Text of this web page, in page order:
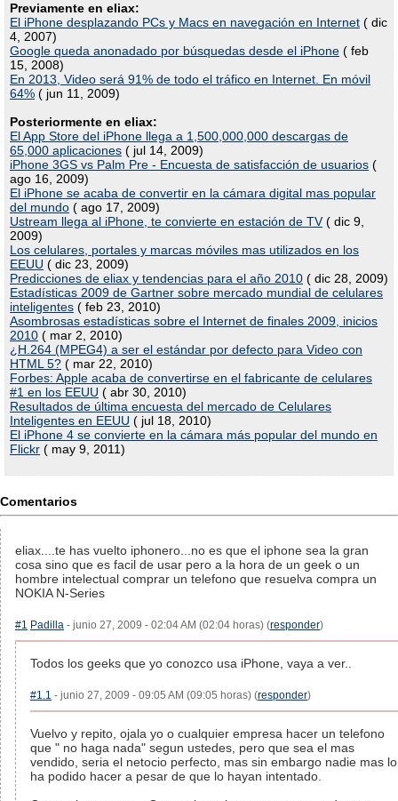
Previamente en eliax:
El iPhone desplazando PCs y Macs en navegación en Internet ( dic
4, 2007)
Google queda anonadado por búsquedas desde el iPhone ( feb
15, 2008)
En 2013, Video será 91% de todo el tráfico en Internet. En móvil
64% ( jun 11, 2009)
Posteriormente en eliax:
El App Store del iPhone llega a 1,500,000,000 descargas de
65,000 aplicaciones ( jul 14, 2009)
iPhone 3GS vs Palm Pre - Encuesta de satisfacción de usuarios (
ago 16, 2009)
El iPhone se acaba de convertir en la cámara digital mas popular
del mundo ( ago 17, 2009)
Ustream llega al iPhone, te convierte en estación de TV( dic 9,
2009)
Los celulares, portales y marcas móviles mas utilizados en los
EEUU ( dic 23, 2009)
Predicciones de eliax y tendencias para el año 2010 ( dic 28, 2009)
Estadísticas 2009 de Gartner sobre mercado mundial de celulares
inteligentes ( feb 23, 2010)
Asombrosas estadísticas sobre el Internet de finales 2009, inicios
2010 ( mar 2, 2010)
¿H.264 (MPEG4) a ser el estándar por defecto para Video con
HTML 5? ( mar 22, 2010)
Forbes: Apple acaba de convertirse en el fabricante de celulares
#1 en los EEUU ( abr 30, 2010)
Resultados de última encuesta del mercado de Celulares
Inteligentes en EEUU ( jul 18, 2010)
El iPhone 4 se convierte en la cámara más popular del mundo en
Flickr ( may 9, 2011)
Comentarios
eliax....te has vuelto iphonero...no es que el iphone sea la gran
cosa sino que es facil de usar pero a la hora de un geek o un
hombre intelectual comprar un telefono que resuelva compra un
NOKIA N-Series
#1 Padilla - junio 27, 2009 - 02:04 AM (02:04 horas) (responder)
Todos los geeks que yo conozco usa iPhone, vaya a ver..
#1.1 - junio 27, 2009 - 09:05 AM (09:05 horas) (responder)
Vuelvo y repito, ojala yo o cualquier empresa hacer un telefono
que " no haga nada" segun ustedes, pero que sea el mas
vendido, seria el netocio perfecto, mas sin embargo nadie mas lo
ha podido hacer a pesar de que lo hayan intentado.